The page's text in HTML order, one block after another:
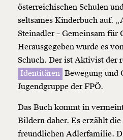
österreichischen Schulen
seltsames Kinderbuch auf.
Steinadler – Gemeinsam für
Herausgegeben wurde es
Schuch. Der ist Aktivist der
Identitären Bewegung und
Jugendgruppe der FPÖ.
Das Buch kommt in
Bildern daher. Es erzählt
freundlichen Adlerfamilie.